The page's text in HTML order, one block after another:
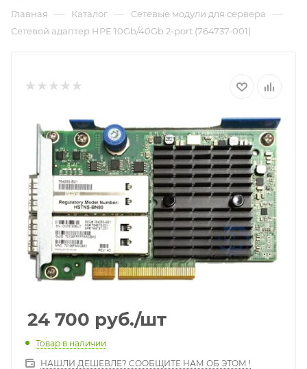
Главная — Каталог — Сетевые модули для сервера —
Сетевой адаптер HPE 10Gb/40Gb 2-port (764737-001)
24 700 руб./шт
Товар в наличии
НАШЛИ ДЕШЕВЛЕ? СООБЩИТЕ НАМ ОБ ЭТОМ !